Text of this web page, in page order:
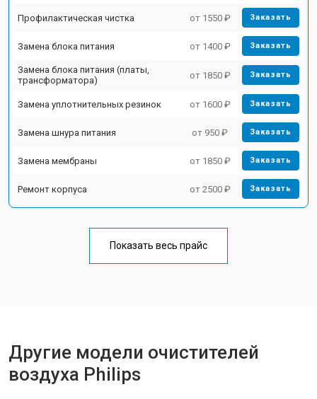
Профилактическая чистка от 1550 ₽ Заказать
Замена блока питания от 1400 ₽ Заказать
Замена блока питания (платы,
трансформатора)
от 1850 ₽ Заказать
Замена уплотнительных резинок от 1600 ₽ Заказать
Замена шнура питания от 950 ₽ Заказать
Замена мембраны от 1850 ₽ Заказать
Ремонт корпуса от 2500 ₽ Заказать
Показать весь прайс
Другие модели очистителей
воздуха Philips